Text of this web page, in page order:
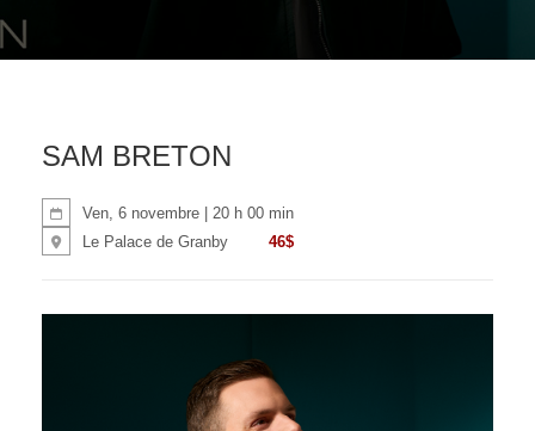
SAM BRETON
Ven, 6 novembre | 20 h 00 min
Le Palace de Granby
46$